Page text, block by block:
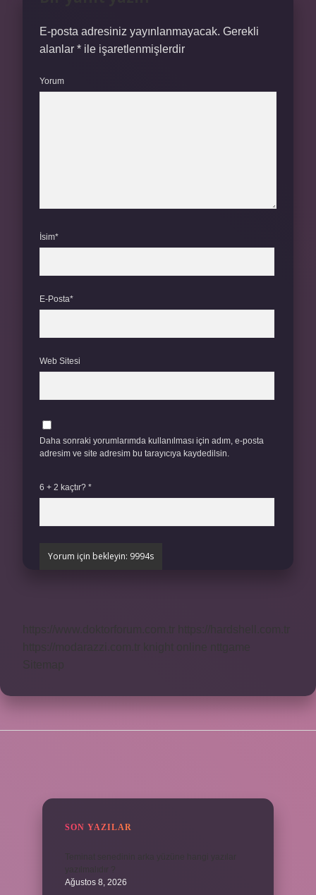
E-posta adresiniz yayınlanmayacak. Gerekli
alanlar * ile işaretlenmişlerdir
Yorum
İsim*
E-Posta*
Web Sitesi
Daha sonraki yorumlarımda kullanılması için adım, e-posta
adresim ve site adresim bu tarayıcıya kaydedilsin.
6 + 2 kaçtır? *
SON YAZILAR
Ağustos 8, 2026